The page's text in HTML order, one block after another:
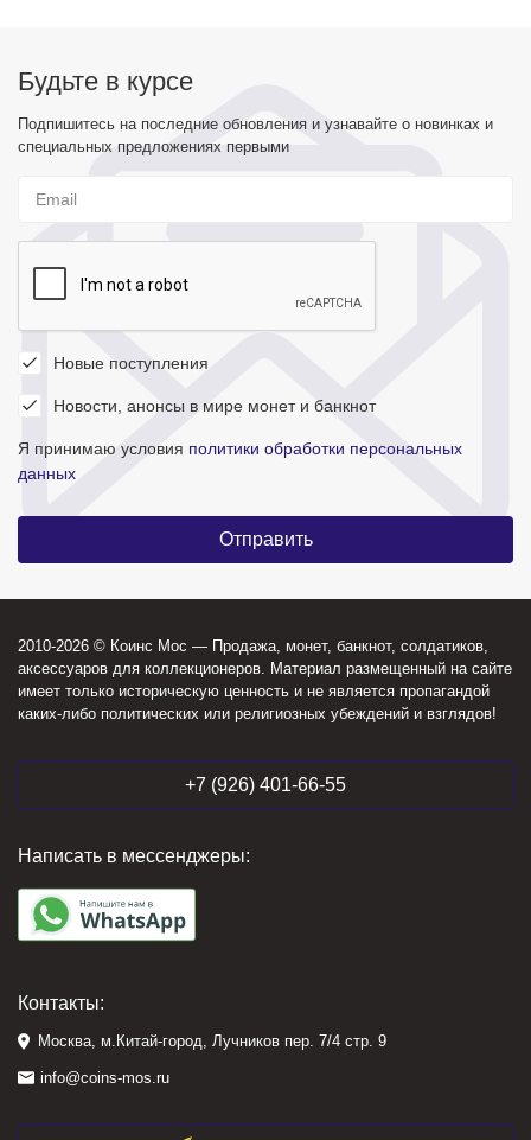
Будьте в курсе
Подпишитесь на последние обновления и узнавайте о новинках и
специальных предложениях первыми
Новые поступления
Новости, анонсы в мире монет и банкнот
Я принимаю условия политики обработки персональных
данных
2010-2026 © Коинс Мос — Продажа, монет, банкнот, солдатиков,
аксессуаров для коллекционеров. Материал размещенный на сайте
имеет только историческую ценность и не является пропагандой
каких-либо политических или религиозных убеждений и взглядов!
+7 (926) 401-66-55
Написать в мессенджеры:
Контакты:
Москва, м.Китай-город, Лучников пер. 7/4 стр. 9
info@coins-mos.ru